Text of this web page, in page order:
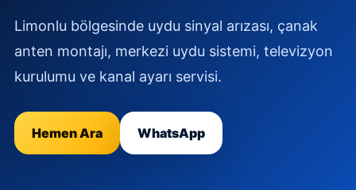
Limonlu bölgesinde uydu sinyal arızası, çanak
anten montajı, merkezi uydu sistemi, televizyon
kurulumu ve kanal ayarı servisi.
Hemen Ara WhatsApp